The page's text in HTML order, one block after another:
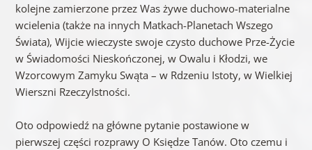
kolejne zamierzone przez Was żywe duchowo-materialne
wcielenia (także na innych Matkach-Planetach Wszego
Świata), Wijcie wieczyste swoje czysto duchowe Prze-Życie
w Świadomości Nieskończonej, w Owalu i Kłodzi, we
Wzorcowym Zamyku Swąta – w Rdzeniu Istoty, w Wielkiej
Wierszni RzeczyIstności.
Oto odpowiedź na główne pytanie postawione w
pierwszej części rozprawy O Księdze Tanów. Oto czemu i